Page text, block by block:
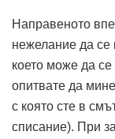
Направеното
нежелание да
което може да се
опитвате да
с която сте в
списание). При